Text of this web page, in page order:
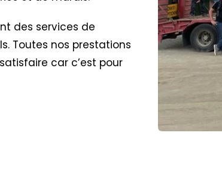
des services de
Toutes nos prestations
car c’est pour